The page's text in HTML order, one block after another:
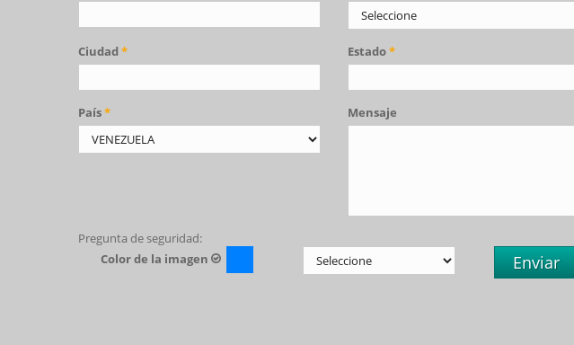
Ciudad * Estado*
País* Mensaje
Pregunta de seguridad:
Color de la imagen
Enviar